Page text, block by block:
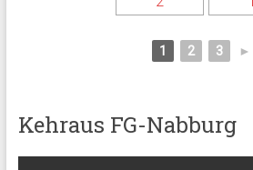
1 2 3 ►
Kehraus FG-Nabburg